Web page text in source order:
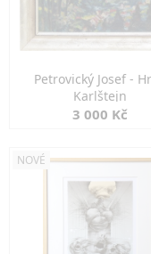
Petrovický Josef -
Karlštejn
3 000 Kč
NOVÉ